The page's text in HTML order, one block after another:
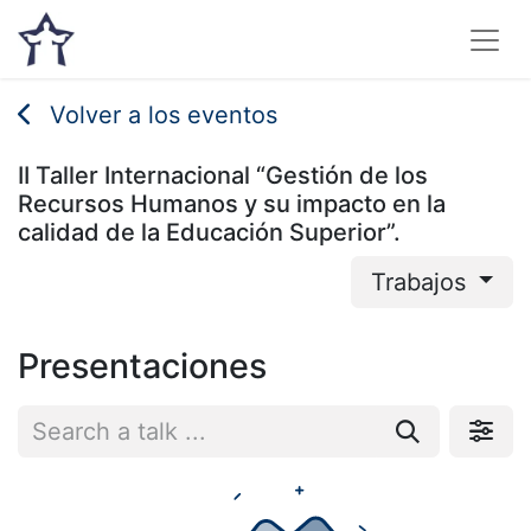
Volver a los eventos
II Taller Internacional “Gestión de los
Recursos Humanos y su impacto en la
calidad de la Educación Superior”.
Trabajos
Presentaciones